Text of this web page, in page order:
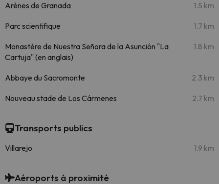
Arènes de Granada 1.5 km
Parc scientifique 1.7 km
Monastère de Nuestra Señora de la Asunción "La
Cartuja" (en anglais)
1.8 km
Abbaye du Sacromonte 2.3 km
Nouveau stade de Los Cármenes 2.7 km
Transports publics
Villarejo 1.9 km
Aéroports à proximité